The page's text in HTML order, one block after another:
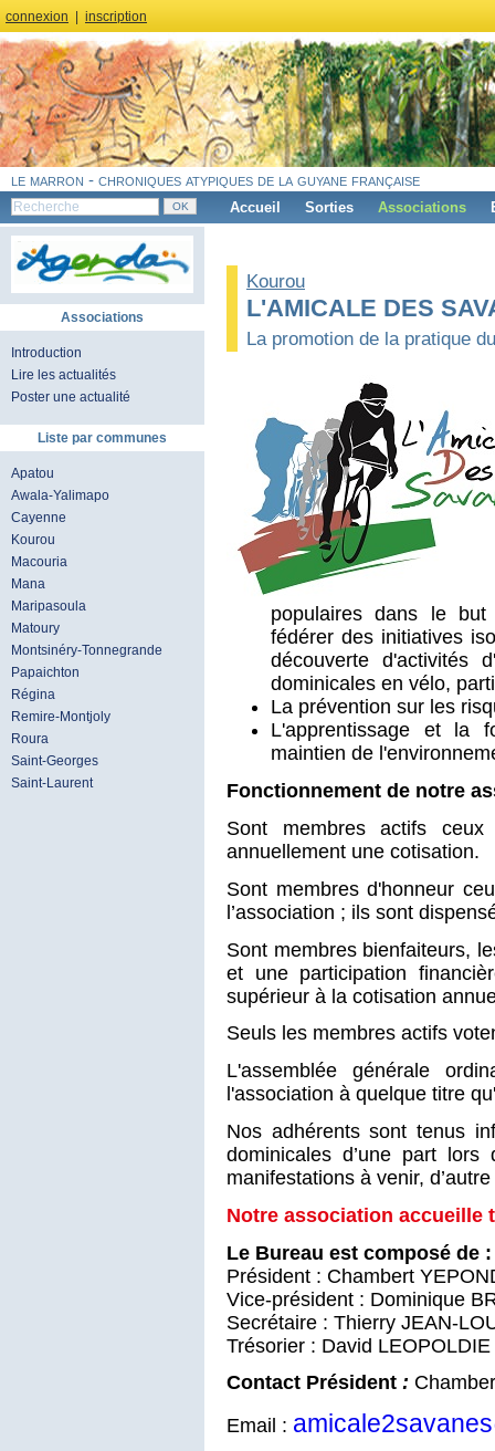
connexion inscription
le marron - chroniques atypiques de la guyane française
Accueil Sorties Associations
Associations
Introduction
Lire les actualités
Poster une actualité
Liste par communes
Apatou
Awala-Yalimapo
Cayenne
Kourou
Macouria
Mana
Maripasoula
Matoury
Montsinéry-Tonnegrande
Papaichton
Régina
Remire-Montjoly
Roura
Saint-Georges
Saint-Laurent
Kourou
L'AMICALE DES
La promotion de la pratique
populaires dans le
fédérer des initiatives
découverte d'activités
dominicales en vélo,
La prévention sur les
L'apprentissage et la
maintien de
Fonctionnement de notre
Sont membres actifs
annuellement une cotisation.
Sont membres d'honneur
l’association ; ils sont
Sont membres bienfaiteurs,
et une participation
supérieur à la cotisation
Seuls les membres actifs
L'assemblée générale
l'association à quelque titre
Nos adhérents sont tenus
dominicales d’une part lors
manifestations à venir,
Notre association accueille
Le Bureau est composé de :
Président : Chambert
Vice-président : Dominique
Secrétaire : Thierry JEAN-
Trésorier : David LEOPOLDIE
Contact Président :
Email :